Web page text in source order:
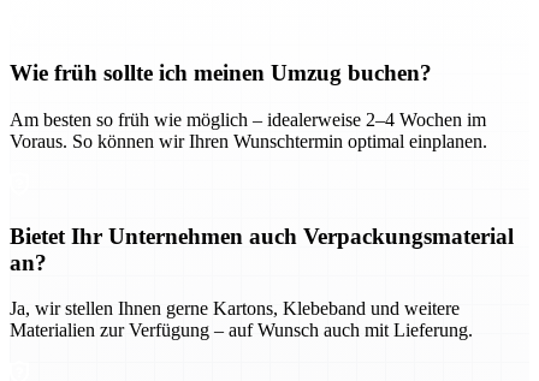
Wie früh sollte ich meinen Umzug buchen?
Am besten so früh wie möglich – idealerweise 2–4 Wochen im
Voraus. So können wir Ihren Wunschtermin optimal einplanen.
Bietet Ihr Unternehmen auch Verpackungsmaterial
an?
Ja, wir stellen Ihnen gerne Kartons, Klebeband und weitere
Materialien zur Verfügung – auf Wunsch auch mit Lieferung.